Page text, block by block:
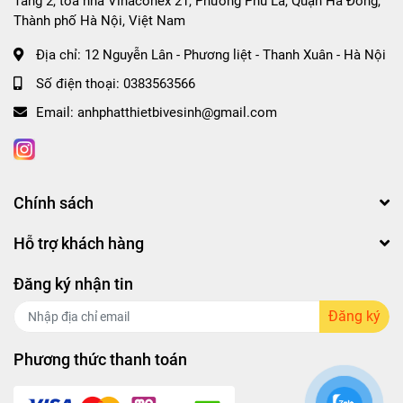
TRỌNG VÀ ĐẲNG CẤP
Thành phố Hà Nội, Việt Nam
Địa chỉ: 12 Nguyễn Lân - Phương liệt - Thanh Xuân - Hà Nội
Số điện thoại: 0383563566
Email: anhphatthietbivesinh@gmail.com
Chính sách
Hỗ trợ khách hàng
Đăng ký nhận tin
Đăng ký
Phương thức thanh toán